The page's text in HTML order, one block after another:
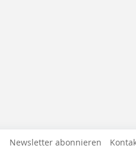
Newsletter abonnieren